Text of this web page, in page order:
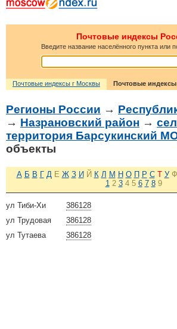
Почтовые индексы
Введите название населённого пункта или
Почтовые индексы г Москвы Почтовые индексы
Регионы России →
→ Назрановский район →
территория Барсукинский
объекты
А Б В Г Д Е Ж З И Й К Л М Н О П Р С Т У Ф
1 2 3 4 5 6 7 8 9
386128
ул Тиби-Хи
386128
ул Трудовая
386128
ул Тутаева